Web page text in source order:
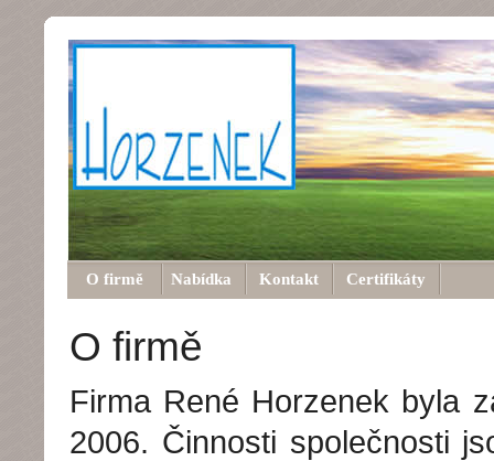
O firmě Nabídka Kontakt Certifikáty
O firmě
Firma René Horzenek byla
2006. Činnosti společnosti